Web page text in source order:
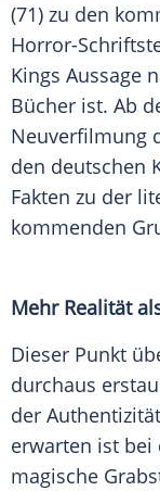
(71) zu den
Horror-
Kings Aussage
Bücher ist. Ab
Neuverfilmung
den deutschen
Fakten zu der
kommenden
Mehr Realität
Dieser Punkt
durchaus
der
erwarten ist bei
magische